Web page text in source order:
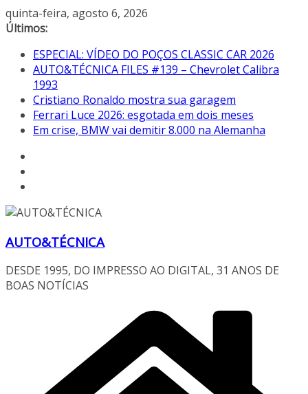
Pular
para
conteúdo
quinta-feira, agosto 6, 2026
Últimos:
ESPECIAL: VÍDEO DO POÇOS CLASSIC CAR 2026
AUTO&TÉCNICA FILES #139 – Chevrolet Calibra
1993
Cristiano Ronaldo mostra sua garagem
Ferrari Luce 2026: esgotada em dois meses
Em crise, BMW vai demitir 8.000 na Alemanha
AUTO&TÉCNICA
DESDE 1995, DO IMPRESSO AO DIGITAL, 31 ANOS DE
BOAS NOTÍCIAS